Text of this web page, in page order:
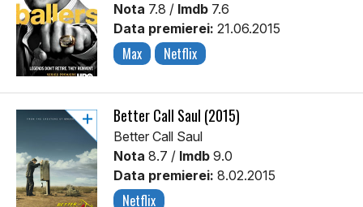
Nota 7.8 / Imdb 7.6
Data premierei: 21.06.2015
Max Netflix
Better Call Saul (2015)
Better Call Saul
Nota 8.7 / Imdb 9.0
Data premierei: 8.02.2015
Netflix